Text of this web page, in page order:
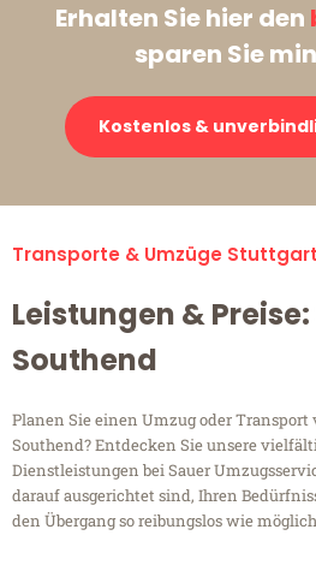
Erhalten Sie hier den
sparen Sie
Kostenlos &
Transporte & Umzüge
Leistungen &
Southend
Planen Sie einen Umzug oder
Southend? Entdecken Sie unsere
Dienstleistungen bei Sauer
darauf ausgerichtet sind, Ihren
den Übergang so reibungslos wie